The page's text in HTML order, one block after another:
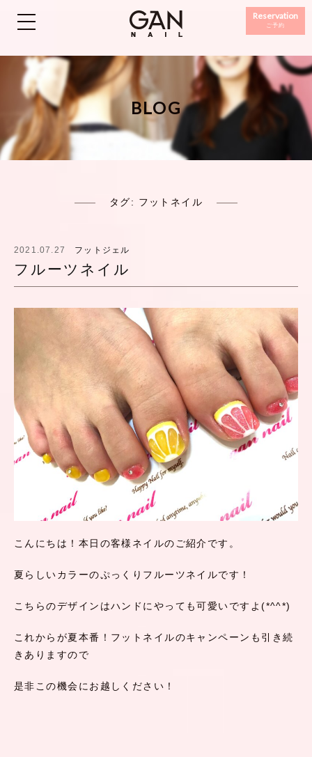
Reservation
ご予約
BLOG
タグ: フットネイル
2021.07.27 フットジェル
フルーツネイル
こんにちは！本日の客様ネイルのご紹介です。
夏らしいカラーのぷっくりフルーツネイルです！
こちらのデザインはハンドにやっても可愛いですよ(*^^*)
これからが夏本番！フットネイルのキャンペーンも引き続
きありますので
是非この機会にお越しください！